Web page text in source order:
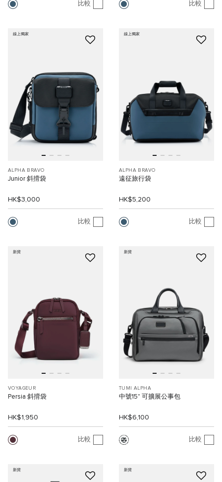
比較 比較
線上獨家
ALPHA BRAVO
Junior 斜揹袋
HK$3,000
比較
線上獨家
ALPHA BRAVO
遠征旅行袋
HK$5,200
比較
新貨
VOYAGEUR
Persia 斜揹袋
HK$1,950
比較
新貨
TUMI ALPHA
中號15" 可擴展公事包
HK$6,100
比較
新貨 新貨